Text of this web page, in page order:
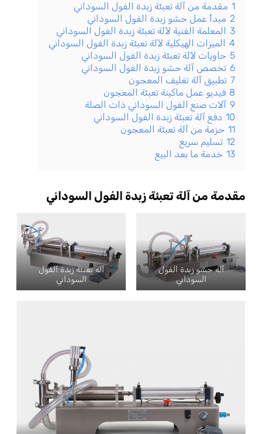
1 مقدمة من آلة تعبئة زبدة الفول السوداني
2 مبدأ عمل حشو زبدة الفول السوداني
3
المعلمة الفنية لآلة تعبئة زبدة الفول السوداني
4
الميزات الهيكلية لآلة تعبئة زبدة الفول السوداني
5 حاويات لآلة تعبئة زبدة الفول السوداني
6 تخصص آلة حشو زبدة الفول السوداني
7 تطبيق آلة تغليف المعجون
8 فيديو عمل ماكينة تعبئة المعجون
9 آلات صنع الفول السوداني ذات الصلة
10 دفع آلة تعبئة زبدة الفول السوداني
11 حزمة من آلة تعبئة المعجون
12 تسليم سريع
13 خدمة ما بعد البيع
مقدمة من آلة تعبئة زبدة الفول السوداني
آلة حشو زبدة الفول
السوداني
آلة تعبئة زبدة الفول
السوداني